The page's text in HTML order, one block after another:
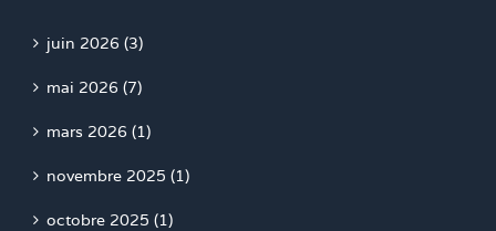
juin 2026 (3)
mai 2026 (7)
mars 2026 (1)
novembre 2025 (1)
octobre 2025 (1)